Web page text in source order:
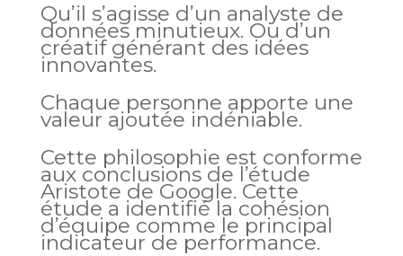
Qu’il s’agisse d’un analyste de
données minutieux. Ou d’un
créatif générant des idées
innovantes.
Chaque personne apporte une
valeur ajoutée indéniable.
Cette philosophie est conforme
aux conclusions de l’étude
Aristote de Google. Cette
étude a identifié la cohésion
d’équipe comme le principal
indicateur de performance.